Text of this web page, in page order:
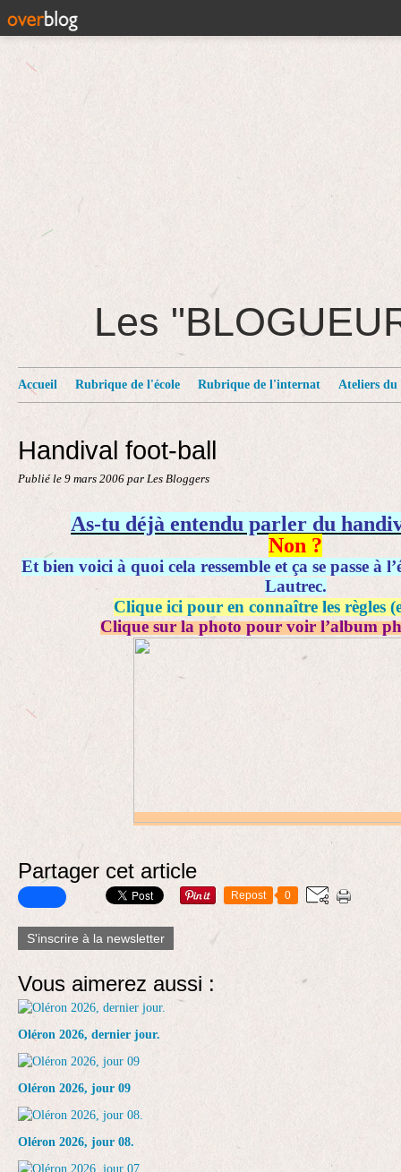
Les
Accueil Rubrique de l'école Rubrique de l'internat Ateliers du
Handival foot-ball
Publié le 9 mars 2006 par Les Bloggers
As-tu déjà entendu parler du
Non ?
Et bien voici à quoi cela ressemble et ça se passe à
Lautrec.
Clique ici pour en connaître les règles
Clique sur la photo pour voir l’album
Partager cet article
Repost 0
S'inscrire à la newsletter
Vous aimerez aussi :
Oléron 2026, dernier jour.
Oléron 2026, jour 09
Oléron 2026, jour 08.